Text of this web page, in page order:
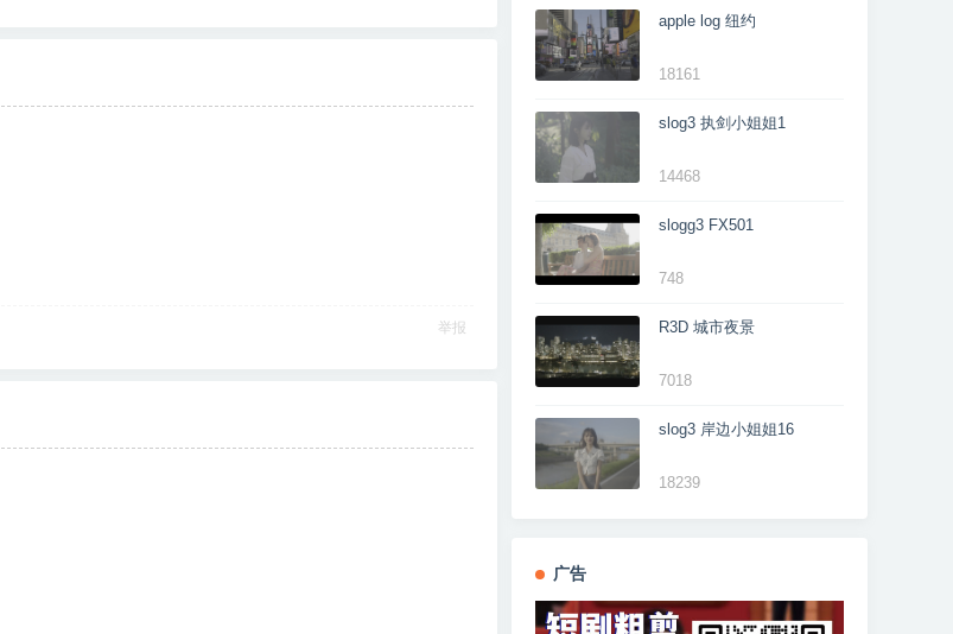
举报
apple log 纽约
18161
slog3 执剑小姐姐1
14468
slogg3 FX501
748
R3D 城市夜景
7018
slog3 岸边小姐姐16
18239
广告